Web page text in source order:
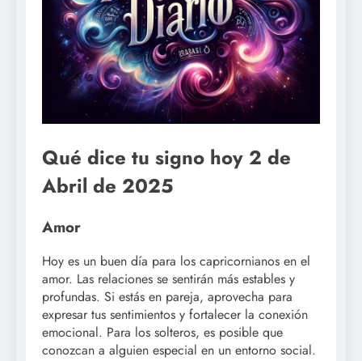
Qué dice tu signo hoy 2 de
Abril de 2025
Amor
Hoy es un buen día para los capricornianos en el
amor. Las relaciones se sentirán más estables y
profundas. Si estás en pareja, aprovecha para
expresar tus sentimientos y fortalecer la conexión
emocional. Para los solteros, es posible que
conozcan a alguien especial en un entorno social.